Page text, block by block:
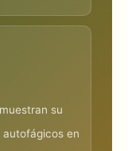
su
en